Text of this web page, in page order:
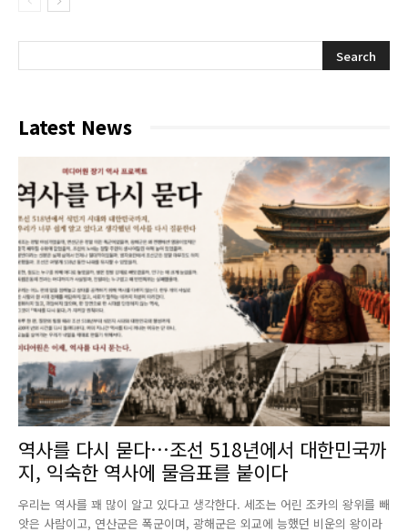
Latest News
역사를 다시 묻다…조선 518년에서 대한민국까
지, 익숙한 역사에 물음표를 붙이다
우리는 역사를 꽤 많이 알고 있다고 생각한다. 세조는 어린 조카의 왕위를 빼
앗은 사람이고, 연산군은 폭군이며, 광해군은 외교에 능했던 비운의 왕이라